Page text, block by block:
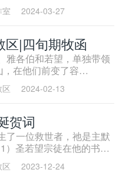
2024-03-27
区|四旬期牧函
雅各伯和若望，单独带领
在他们前变了容
在公开传教前进入约旦河
前登上高山彰显圣容，
理》556）。圣父发言，
子和云彩的形象显现，
直接的对话，我们如同
的宣告后，开始全新的
“耶稣显圣容”的福音安排
2024-02-13
贺词
了一位救世者，祂是主默
）圣若望宗徒在他的书信
幅清晰的天主的容貌：
），天主是“光”（若一1:
2023-12-24